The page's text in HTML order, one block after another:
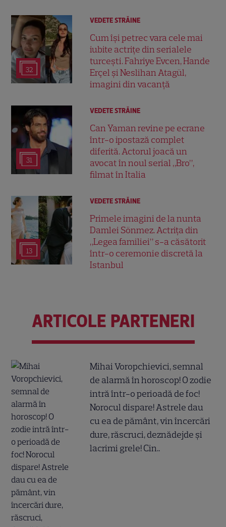
32
VEDETE STRĂINE
Cum își petrec vara cele mai
iubite actrițe din serialele
turcești. Fahriye Evcen, Hande
Erçel și Neslihan Atagül,
imagini din vacanță
31
VEDETE STRĂINE
Can Yaman revine pe ecrane
într-o ipostază complet
diferită. Actorul joacă un
avocat în noul serial „Bro”,
filmat în Italia
13
VEDETE STRĂINE
Primele imagini de la nunta
Damlei Sönmez. Actrița din
„Legea familiei” s-a căsătorit
într-o ceremonie discretă la
Istanbul
ARTICOLE PARTENERI
Mihai Voropchievici, semnal
de alarmă în horoscop! O zodie
intră într-o perioadă de foc!
Norocul dispare! Astrele dau
cu ea de pământ, vin încercări
dure, răscruci, deznădejde și
lacrimi grele! Cin..